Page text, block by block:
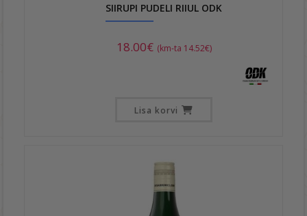
SIIRUPI PUDELI RIIUL ODK
18.00€ (km-ta 14.52€)
Lisa korvi